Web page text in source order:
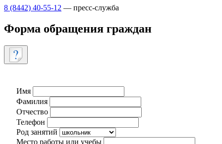
8 (8442) 40-55-12 — пресс-служба
Форма обращения граждан
Имя
Фамилия
Отчество
Телефон
Род занятий
Место работы или учебы